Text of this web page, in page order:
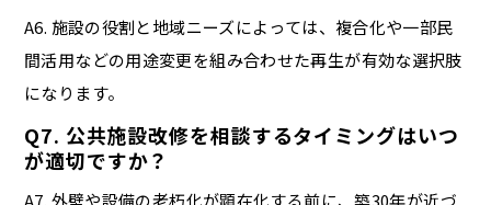
A6. 施設の役割と地域ニーズによっては、複合化や一部民
間活用などの用途変更を組み合わせた再生が有効な選択肢
になります。
Q7. 公共施設改修を相談するタイミングはいつ
が適切ですか？
A7. 外壁や設備の老朽化が顕在化する前に、築30年が近づ